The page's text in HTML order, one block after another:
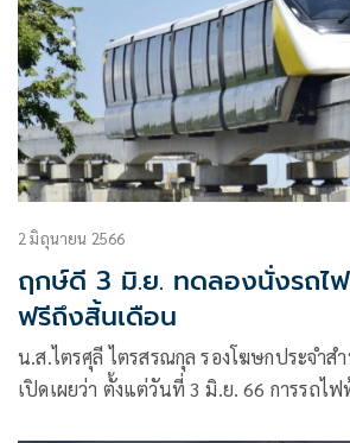
2 มิถุนายน 2566
ฤกษ์ดี 3 มิ.ย. ทดลองนั่งรถไ
ฟรีถึงสิ้นเดือน
น.ส.ไตรศุลี ไตรสรณกุล รองโฆษกประจำส
เปิดเผยว่า ตั้งแต่วันที่ 3 มิ.ย. 66 การรถไ